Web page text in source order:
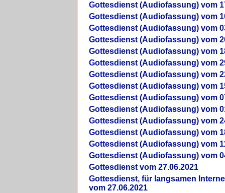
Gottesdienst (Audiofassung) vom
Gottesdienst (Audiofassung) vom
Gottesdienst (Audiofassung) vom
Gottesdienst (Audiofassung) vom
Gottesdienst (Audiofassung) vom
Gottesdienst (Audiofassung) vom
Gottesdienst (Audiofassung) vom
Gottesdienst (Audiofassung) vom
Gottesdienst (Audiofassung) vom
Gottesdienst (Audiofassung) vom
Gottesdienst (Audiofassung) vom
Gottesdienst (Audiofassung) vom
Gottesdienst (Audiofassung) vom
Gottesdienst (Audiofassung) vom
Gottesdienst vom 27.06.2021
Gottesdienst, für langsamen
vom 27.06.2021